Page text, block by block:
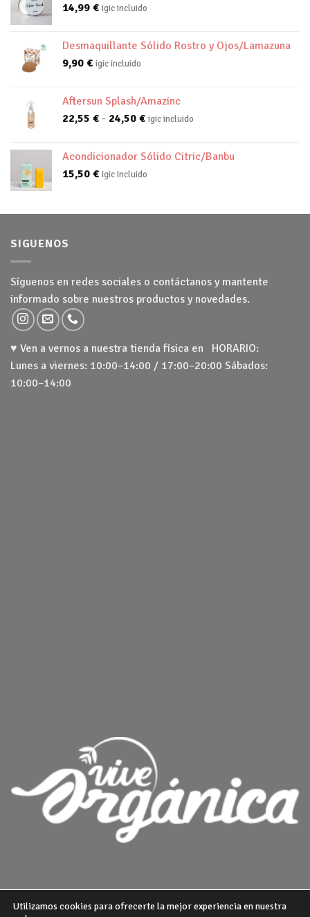
14,99 € igic incluido
Desmaquillante Sólido Rostro y Ojos/Lamazuna
9,90 € igic incluido
Aftersun Splash/Amazinc
22,55 € - 24,50 €Rango
desde
22,55 €
igic incluido
Acondicionador Sólido Citric/Banbu
15,50 € igic incluido
SIGUENOS
Síguenos en redes sociales o contáctanos y mantente
informado sobre nuestros productos y novedades.
♥ Ven a vernos a nuestra tienda física en HORARIO:
Lunes a viernes: 10:00–14:00 / 17:00–20:00 Sábados:
10:00–14:00
Utilizamos cookies para ofrecerte la mejor experiencia en nuestra